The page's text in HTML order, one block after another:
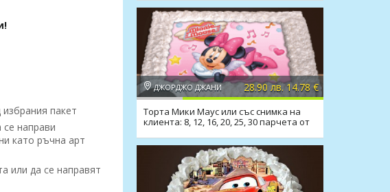
пакет
направи
като ръчна арт
или да се направят
ДЖОРДЖО ДЖАНИ 28.90 лв. 14.78 €
Торта Мики Маус или със снимка на
клиента: 8, 12, 16, 20, 25, 30 парчета от